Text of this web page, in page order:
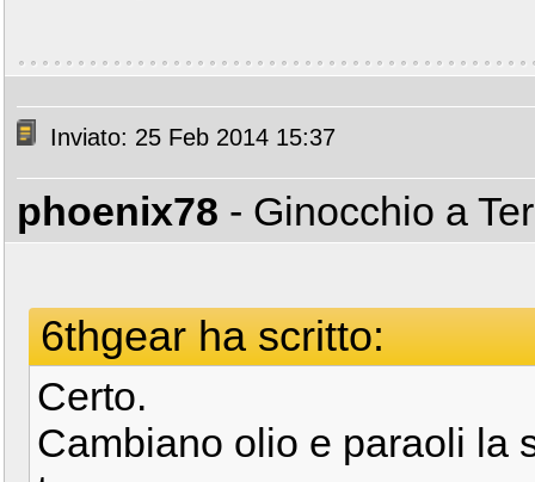
Inviato: 25 Feb 2014 15:37
phoenix78 - Ginocchio a
6thgear ha scritto:
Certo.
Cambiano olio e paraoli la